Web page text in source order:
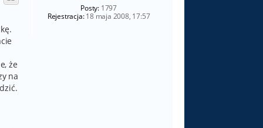
Posty: 1797
Rejestracja:18 maja 2008, 17:57
że
na